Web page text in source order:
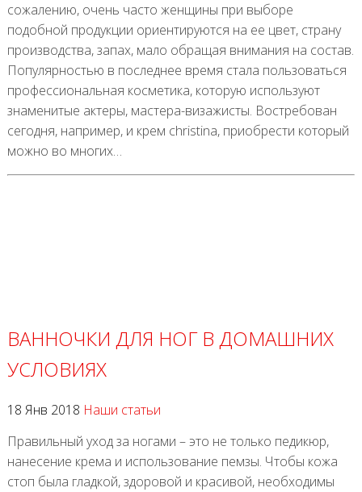
сожалению, очень часто женщины при выборе
подобной продукции ориентируются на ее цвет, страну
производства, запах, мало обращая внимания на состав.
Популярностью в последнее время стала пользоваться
профессиональная косметика, которую используют
знаменитые актеры, мастера-визажисты. Востребован
сегодня, например, и крем christina, приобрести который
можно во многих…
ВАННОЧКИ ДЛЯ НОГ В ДОМАШНИХ
УСЛОВИЯХ
18 Янв 2018 Наши статьи
Правильный уход за ногами – это не только педикюр,
нанесение крема и использование пемзы. Чтобы кожа
стоп была гладкой, здоровой и красивой, необходимы